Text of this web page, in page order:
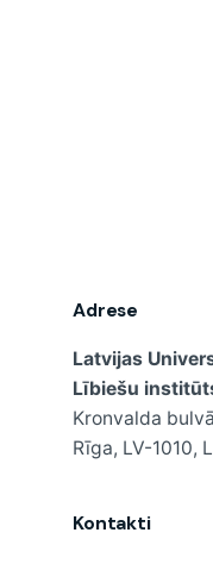
Adrese
Latvijas
Lībiešu
Kronvalda
Rīga, LV-1010,
Kontakti